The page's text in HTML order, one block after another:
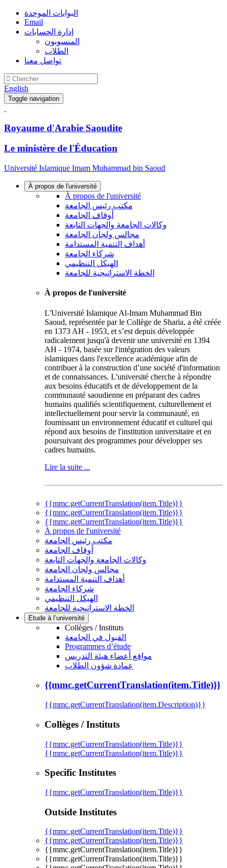
البوابات الموحدة
Email
إدارة الحسابات
المنسوبون
الطلاب
تواصل معنا
English
Toggle navigation
Royaume d'Arabie Saoudite
Le ministère de l'Éducation
Université Islamique Imam Muhammad bin Saoud
À propos de l'université
À propos de l'université
مكتب رئيس الجامعة
أوقاف الجامعة
وكالات الجامعة والجهات التابعة
مجالس ولجان الجامعة
أهداف التنمية المستدامة
شركاء الجامعة
الهيكل التنظيمي
الخطة الاستراتيجية للجامعة
À propos de l'université
L'Université Islamique Al-Imam Muhammad Bin
Saoud, représentée par le Collège de Sharia, a été créée
en 1373 AH - 1953, et s’est depuis développée
radicalement jusqu'à devenir une université en 1394
AH - 1974, basée sur l'intégration des valeurs
islamiques dans l'excellence académique afin de
contribuer à la construction d’une société d'information
et de connaissances. L'université cherche à répondre
aux besoins éducatifs et de développement de la
communauté saoudienne en préparant des cadres
humains qualifiés scientifiquement, culturellement et
intellectuellement pour servir la communauté, en
fournissant un environnement éducatif et culturel qui
répond aux besoins de l'institution universitaire et en
poursuivant des programmes pour développer ses
cadres humains.
Lire la suite ...
{{mmc.getCurrentTranslation(item.Title)}}
{{mmc.getCurrentTranslation(item.Title)}}
{{mmc.getCurrentTranslation(item.Title)}}
À propos de l'université
مكتب رئيس الجامعة
أوقاف الجامعة
وكالات الجامعة والجهات التابعة
مجالس ولجان الجامعة
أهداف التنمية المستدامة
شركاء الجامعة
الهيكل التنظيمي
الخطة الاستراتيجية للجامعة
Etude à l’université
Collèges / Instituts
القبول في الجامعة
Programmes d’étude
مواقع أعضاء هيئة التدريس
عمادة شؤون الطلاب
{{mmc.getCurrentTranslation(item.Title)}}
{{mmc.getCurrentTranslation(item.Description)}}
Collèges / Instituts
{{mmc.getCurrentTranslation(item.Title)}}
{{mmc.getCurrentTranslation(item.Title)}}
Specific Institutes
{{mmc.getCurrentTranslation(item.Title)}}
Outside Institutes
{{mmc.getCurrentTranslation(item.Title)}}
{{mmc.getCurrentTranslation(item.Title)}}
{{mmc.getCurrentTranslation(item.Title)}}
{{mmc.getCurrentTranslation(item.Title)}}